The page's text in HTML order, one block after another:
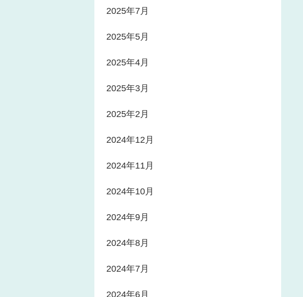
2025年7月
2025年5月
2025年4月
2025年3月
2025年2月
2024年12月
2024年11月
2024年10月
2024年9月
2024年8月
2024年7月
2024年6月